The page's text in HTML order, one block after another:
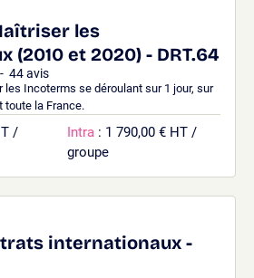
les
(2010 et 2020) - DRT.64
- 44avis
les Incoterms se déroulant sur 1 jour, sur
toute la France.
/
Intra : 1 790,00 € HT /
groupe
internationaux -